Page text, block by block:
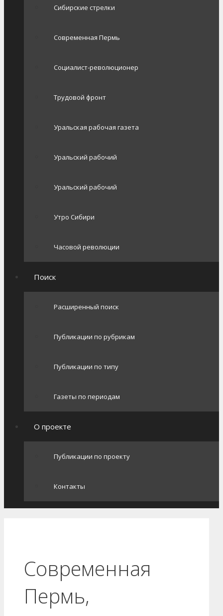
Сибирские стрелки
Современная Пермь
Социалист-революционер
Трудовой фронт
Уральская рабочая газета
Уральский рабочий
Уральский рабочий
Утро Сибири
Часовой революции
Поиск
Расширенный поиск
Публикации по рубрикам
Публикации по типу
Газеты по периодам
О проекте
Публикации по проекту
Контакты
Современная
Пермь,